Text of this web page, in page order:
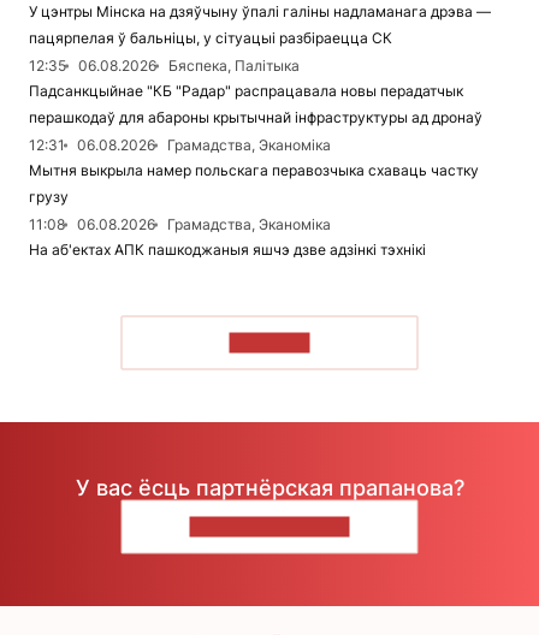
У цэнтры Мінска на дзяўчыну ўпалі галіны надламанага дрэва —
пацярпелая ў бальніцы, у сітуацыі разбіраецца СК
12:35
06.08.2026
Бяспека, Палітыка
Падсанкцыйнае "КБ "Радар" распрацавала новы перадатчык
перашкодаў для абароны крытычнай інфраструктуры ад дронаў
12:31
06.08.2026
Грамадства, Эканоміка
Мытня выкрыла намер польскага перавозчыка схаваць частку
грузу
11:08
06.08.2026
Грамадства, Эканоміка
На аб'ектах АПК пашкоджаныя яшчэ дзве адзінкі тэхнікі
У вас ёсць партнёрская прапанова?